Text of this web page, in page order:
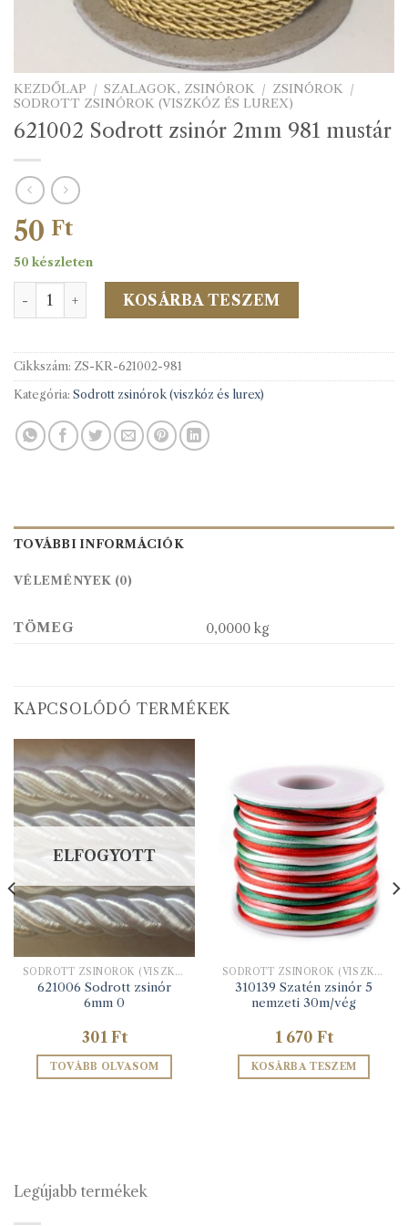
KEZDŐLAP / SZALAGOK, ZSINÓROK / ZSINÓROK /
SODROTT ZSINÓROK (VISZKÓZ ÉS LUREX)
621002 Sodrott zsinór 2mm 981 mustár
50 Ft
50 készleten
621002 Sodrott zsinór 2mm 981 mustár mennyiség
KOSÁRBA TESZEM
Cikkszám: ZS-KR-621002-981
Kategória: Sodrott zsinórok (viszkóz és lurex)
TOVÁBBI INFORMÁCIÓK
VÉLEMÉNYEK (0)
TÖMEG 0,0000 kg
KAPCSOLÓDÓ TERMÉKEK
ELFOGYOTT
SODROTT ZSINÓROK (VISZKÓZ ÉS LUREX)
621006 Sodrott zsinór
6mm 0
301 Ft
TOVÁBB OLVASOM
SODROTT ZSINÓROK (VISZKÓZ ÉS LUREX)
310139 Szatén zsinór 5
nemzeti 30m/vég
1 670 Ft
KOSÁRBA TESZEM
Legújabb termékek